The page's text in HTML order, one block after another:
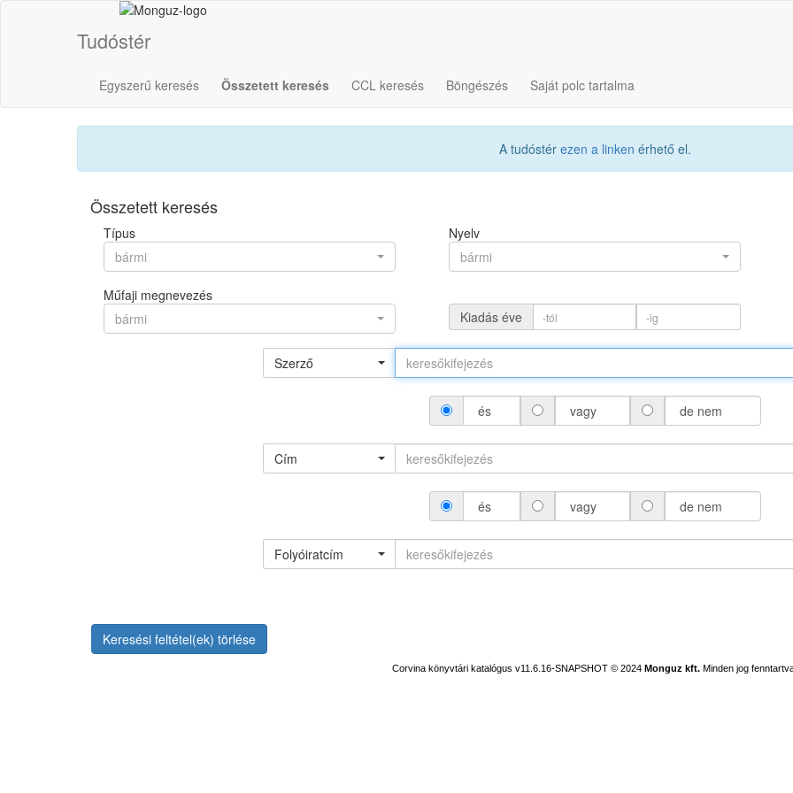
Tudóstér
Egyszerű keresés Összetett keresés CCL keresés Böngészés Saját polc tartalma
A tudóstér ezen a linken érhető el.
Összetett keresés
Típus
bármi
Nyelv
bármi
Műfaji megnevezés
bármi
Kiadás éve
Szerző
és vagy de nem
Cím
és vagy de nem
Folyóiratcím
Keresési feltétel(ek) törlése
Corvina könyvtári katalógus v11.6.16-SNAPSHOT © 2024 Monguz kft. Minden jog